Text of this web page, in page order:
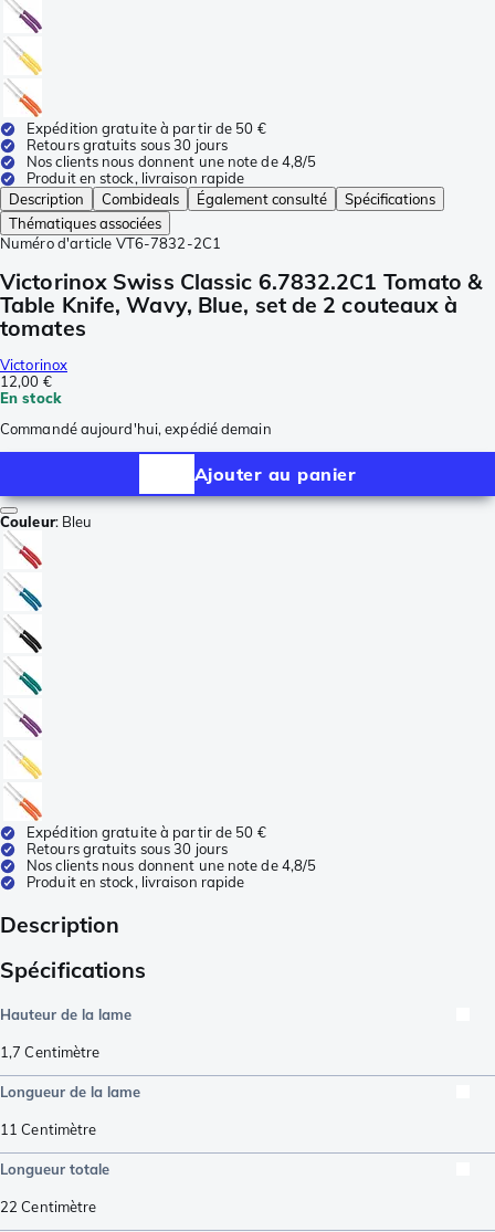
Expédition gratuite à partir de 50 €
Retours gratuits sous 30 jours
Nos clients nous donnent une note de 4,8/5
Produit en stock, livraison rapide
Description
Combideals Également consulté
Spécifications
Thématiques associées
Numéro d'article VT6-7832-2C1
Victorinox Swiss Classic 6.7832.2C1 Tomato &
Table Knife, Wavy, Blue, set de 2 couteaux à
tomates
Victorinox
12,00 €
En stock
Commandé aujourd'hui, expédié demain
Ajouter au panier
Couleur: Bleu
Expédition gratuite à partir de 50 €
Retours gratuits sous 30 jours
Nos clients nous donnent une note de 4,8/5
Produit en stock, livraison rapide
Description
Spécifications
Hauteur de la lame
1,7 Centimètre
Longueur de la lame
11 Centimètre
Longueur totale
22 Centimètre